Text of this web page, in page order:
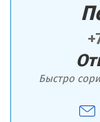
Быстро